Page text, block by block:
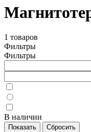
1 товаров
Фильтры
Фильтры
В наличии
Показать Сбросить